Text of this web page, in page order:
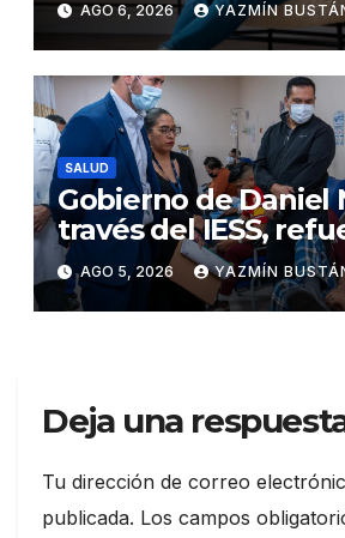
bebé
AGO 6, 2026 YAZMÍN
SALUD
Gobierno de Daniel
través del IESS,
abastecimiento de
en 86
salud
AGO 5, 2026 YAZMÍN
Deja una
Tu dirección de correo
publicada. Los campos